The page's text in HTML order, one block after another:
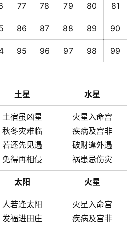
77 78 79 80 81
86 87 88 89 90
95 96 97 98 99
土星 水星
土宿虽凶星
秋冬灾难临
若还先见遇
免得再相侵
火星入命宫
疾病及宫非
破财逢外遇
祸患忌伤灾
太阳 火星
人若逢太阳
发福进田庄
火星入命宫
疾病及宫非